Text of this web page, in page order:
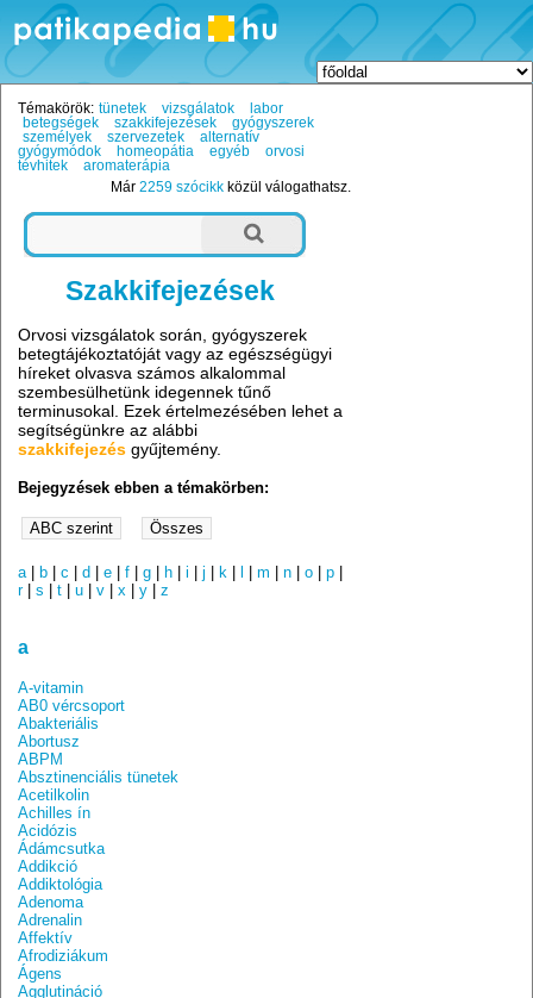
Témakörök: tünetek vizsgálatok
labor
betegségek
szakkifejezések
gyógyszerek
személyek
szervezetek
alternatív
gyógymódok
homeopátia egyéb
orvosi
tévhitek
aromaterápia
Már2259 szócikk közül válogathatsz.
Szakkifejezések
Orvosi vizsgálatok során, gyógyszerek
betegtájékoztatóját vagy az egészségügyi
híreket olvasva számos alkalommal
szembesülhetünk idegennek tűnő
terminusokal. Ezek értelmezésében lehet a
segítségünkre az alábbi
szakkifejezés gyűjtemény.
Bejegyzések ebben a témakörben:
a| b |c |d |e |f |g h |i |j k |m |n |o |p
r|s |t |u |v |x |y |z
a
A-vitamin
AB0 vércsoport
Abakteriális
Abortusz
ABPM
Absztinenciális tünetek
Acetilkolin
Achilles ín
Acidózis
Ádámcsutka
Addikció
Addiktológia
Adenoma
Adrenalin
Affektív
Afrodiziákum
Ágens
Agglutináció